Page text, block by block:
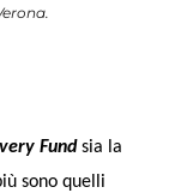
Fundsia la
sono quelli